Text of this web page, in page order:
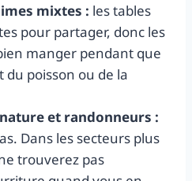
mixtes : les tables
pour partager, donc les
manger pendant que
du poisson ou de la
et randonneurs :
Dans les secteurs plus
trouverez pas